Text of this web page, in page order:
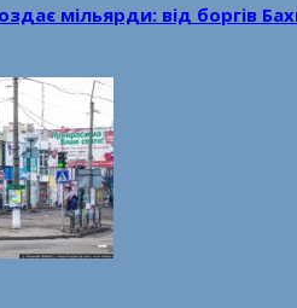
мільярди: від боргів